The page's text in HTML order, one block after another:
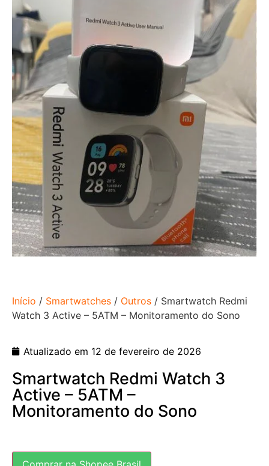
Início / Smartwatches / Outros / Smartwatch Redmi
Watch 3 Active – 5ATM – Monitoramento do Sono
Atualizado em 12 de fevereiro de 2026
Smartwatch Redmi Watch 3
Active – 5ATM –
Monitoramento do Sono